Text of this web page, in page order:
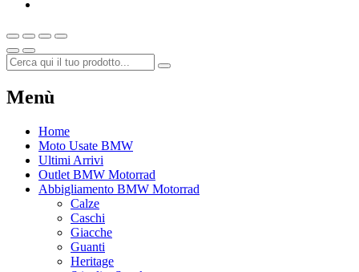
Menù
Home
Moto Usate BMW
Ultimi Arrivi
Outlet BMW Motorrad
Abbigliamento BMW Motorrad
Calze
Caschi
Giacche
Guanti
Heritage